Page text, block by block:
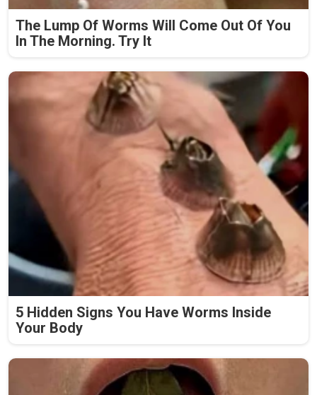
The Lump Of Worms Will Come Out Of You
In The Morning. Try It
5 Hidden Signs You Have Worms Inside
Your Body